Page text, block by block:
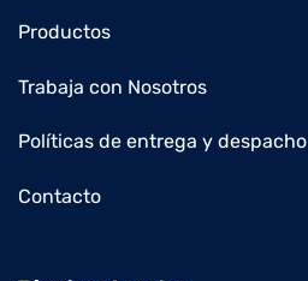
Productos
Trabaja con Nosotros
Políticas de entrega y despacho
Contacto